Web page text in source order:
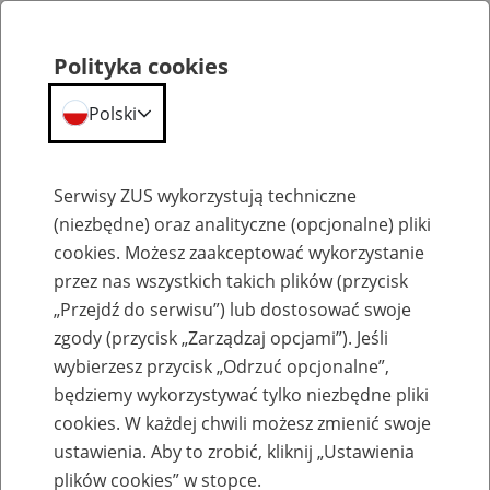
Komunikaty
Usunięcie z PUE ZUS wniosków
roboczych
Polityka cookies
Polski
Serwisy ZUS wykorzystują techniczne
(niezbędne) oraz analityczne (opcjonalne) pliki
cookies. Możesz zaakceptować wykorzystanie
przez nas wszystkich takich plików (przycisk
„Przejdź do serwisu”) lub dostosować swoje
zgody (przycisk „Zarządzaj opcjami”). Jeśli
wybierzesz przycisk „Odrzuć opcjonalne”,
będziemy wykorzystywać tylko niezbędne pliki
cookies. W każdej chwili możesz zmienić swoje
ustawienia. Aby to zrobić, kliknij „Ustawienia
plików cookies” w stopce.